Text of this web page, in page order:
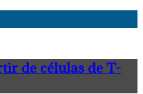
de células de T-